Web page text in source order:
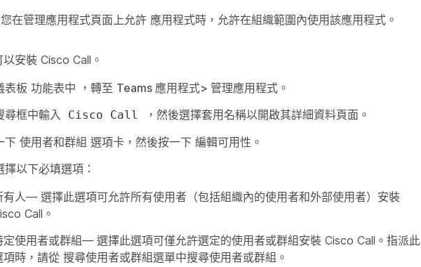
在管理應用程式頁面上允許 應用程式時，允許在組織範圍內使用該應用程式。
安裝 Cisco Call。
表板 功能表中 ，轉至 Teams 應用程式> 管理應用程式。
尋框中輸入
Cisco Call
，然後選擇套用名稱以開啟其詳細資料頁面。
下 使用者和群組 選項卡，然後按一下 編輯可用性 。
擇以下必填選項：
有人— 選擇此選項可允許所有使用者（包括組織內的使用者和外部使用者）安裝
Call。
定使用者或群組— 選擇此選項可僅允許選定的使用者或群組安裝 Cisco Call。指派此
項時，請從 搜尋使用者或群組選單中搜尋使用者或群組。